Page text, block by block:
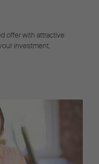
offer with attractive
investment.